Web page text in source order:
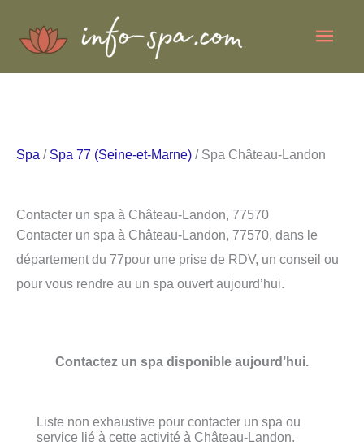
Spa / Spa 77 (Seine-et-Marne) / Spa Château-Landon
Contacter un spa à Château-Landon, 77570
Contacter un spa à Château-Landon, 77570, dans le
département du 77pour une prise de RDV, un conseil ou
pour vous rendre au un spa ouvert aujourd’hui.
Contactez un spa disponible aujourd’hui.
Liste non exhaustive pour contacter un spa ou
service lié à cette activité à Château-Landon.